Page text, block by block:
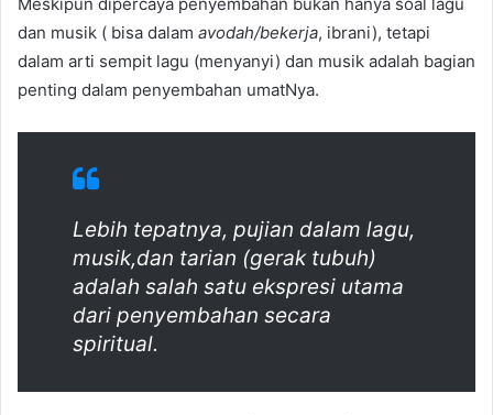
r
dan musik ( bisa dalam avodah/bekerja, ibrani), tetapi
dalam arti sempit lagu (menyanyi) dan musik adalah bagian
penting dalam penyembahan umatNya.
Lebih tepatnya, pujian dalam lagu,
musik,dan tarian (gerak tubuh)
adalah salah satu ekspresi utama
dari penyembahan secara
spiritual.